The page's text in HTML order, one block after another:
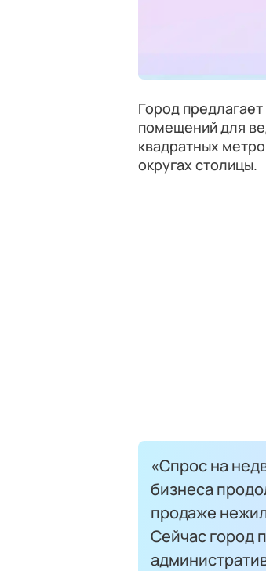
Город
помещений для
квадратных
округах столицы.
«Спрос на
бизнеса
продаже
Сейчас город